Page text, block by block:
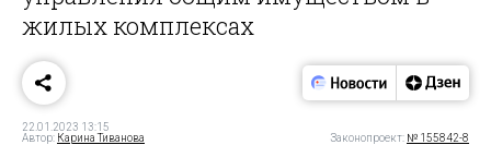
жилых комплексах
22.01.2023 13:15
Автор: Карина Тиванова Законопроект: № 155842-8